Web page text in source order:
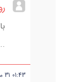
01:43
31